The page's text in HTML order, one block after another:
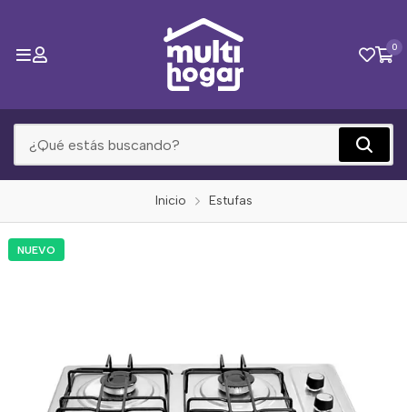
0
Inicio Estufas
NUEVO